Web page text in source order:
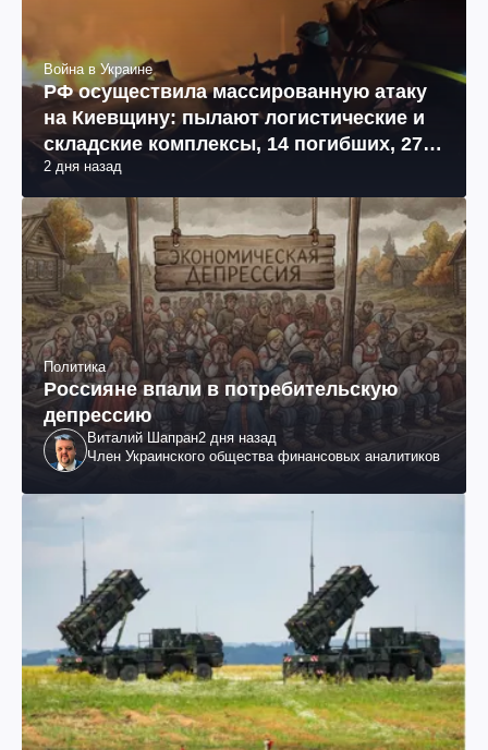
Война в Украине
РФ осуществила массированную атаку
на Киевщину: пылают логистические и
складские комплексы, 14 погибших, 27
раненых (фото, видео)
2 дня назад
Политика
Россияне впали в потребительскую
депрессию
Виталий Шапран2 дня назад
Член Украинского общества финансовых аналитиков